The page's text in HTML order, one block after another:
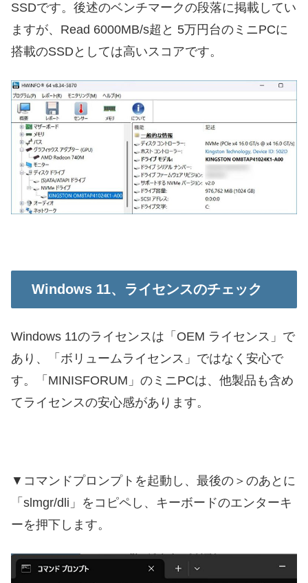
SSDです。後述のベンチマークの段落に掲載してい
ますが、Read 6000MB/s超と 5万円台のミニPCに
搭載のSSDとしては高いスコアです。
Windows 11、ライセンスのチェック
Windows 11のライセンスは「OEM ライセンス」で
あり、「ボリュームライセンス」ではなく安心で
す。「MINISFORUM」のミニPCは、他製品も含め
てライセンスの安心感があります。
▼コマンドプロンプトを起動し、最後の＞のあとに
「slmgr/dli」をコピペし、キーボードのエンターキ
ーを押下します。